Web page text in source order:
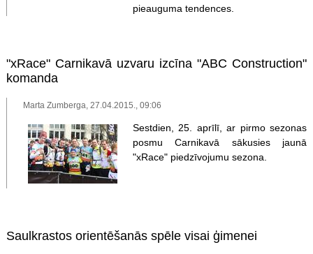
pieauguma tendences.
"xRace" Carnikavā uzvaru izcīna "ABC Construction"
komanda
Marta Zumberga, 27.04.2015., 09:06
Sestdien, 25. aprīlī, ar pirmo sezonas
posmu Carnikavā sākusies jaunā
"xRace" piedzīvojumu sezona.
Saulkrastos orientēšanās spēle visai ģimenei